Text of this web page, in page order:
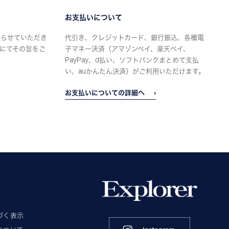
せていただき
てその旨をご
お支払いについて
代引き、クレジットカード、銀行振込、各種電
子マネー決済（アマゾンペイ、楽天ペイ、
PayPay、d払い、ソフトバンクまとめて支払
い、auかんたん決済）がご利用いただけます。
お支払いについての詳細へ
く表示